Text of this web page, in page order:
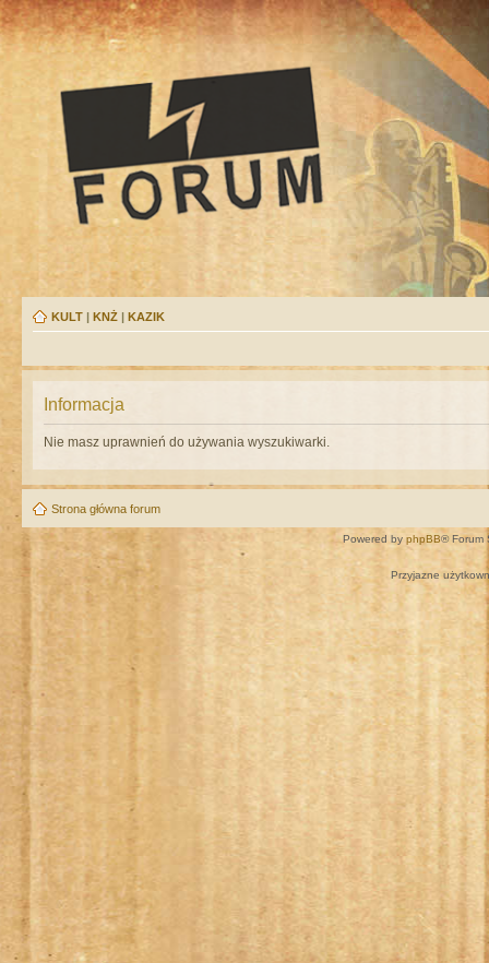
KULT | KNŻ | KAZIK
Informacja
Nie masz uprawnień do używania wyszukiwarki.
Strona główna forum
Powered by phpBB® Forum
Przyjazne